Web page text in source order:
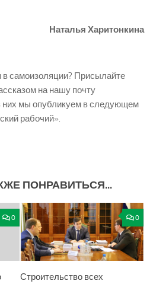
Наталья Харитонкина
в самоизоляции? Присылайте
на нашу почту
них мы опубликуем в следующем
рабочий».
ПОНРАВИТЬСЯ...
0 0
Строительство всех